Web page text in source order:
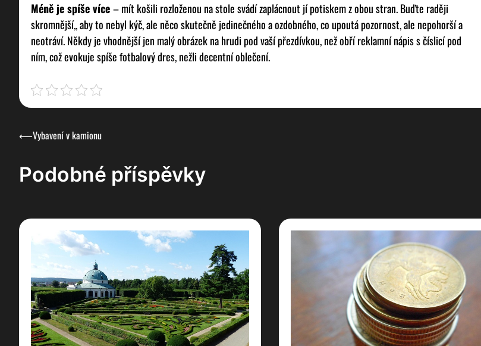
Méně je spíše více– mít košili rozloženou na stole svádí zaplácnout jí potiskem z obou stran. Buďte raději
skromnější,, aby to nebyl kýč, ale něco skutečně jedinečného a ozdobného, co upoutá pozornost, ale nepohorší a
neotráví. Někdy je vhodnější jen malý obrázek na hrudi pod vaší přezdívkou, než obří reklamní nápis s číslicí pod
ním, což evokuje spíše fotbalový dres, nežli decentní oblečení.
Navigace
příspěvek
⟵Vybavení v kamionu
Podobné příspěvky